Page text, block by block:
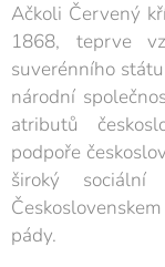
Ačkoli Červený
1868, teprve
suverénního
národní
atributů
podpoře
široký
pády.